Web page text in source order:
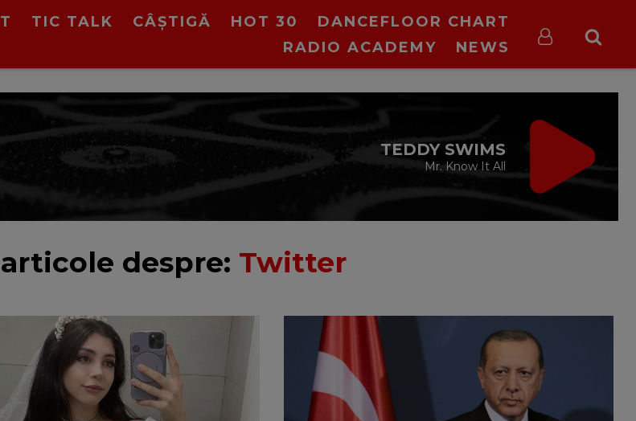
TIC TALK CÂȘTIGĂ HOT 30
DANCEFLOOR CHART
RADIO ACADEMY
NEWS
VIRGIN RADIO
MUSIC
despre: Twitter